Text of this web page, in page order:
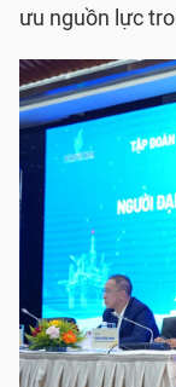
ưu nguồn lực